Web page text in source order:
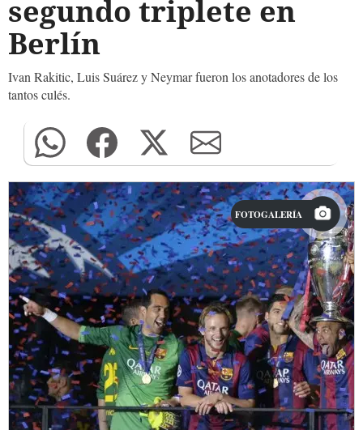
segundo triplete en
Berlín
Ivan Rakitic, Luis Suárez y Neymar fueron los anotadores de los
tantos culés.
FOTOGALERÍA